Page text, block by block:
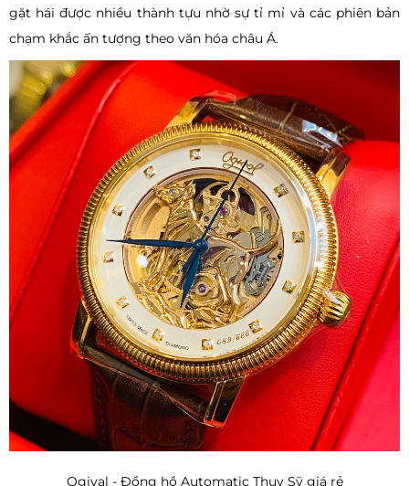
gặt hái được nhiều thành tựu nhờ sự tỉ mỉ và các phiên bản
chạm khắc ấn tượng theo văn hóa châu Á.
Ogival - Đồng hồ Automatic Thụy Sỹ giá rẻ